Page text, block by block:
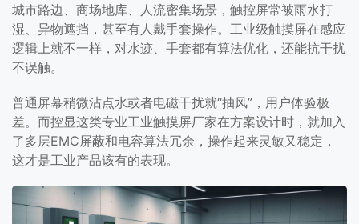
城市路边、商场地库、人流密集场景，触控屏常被雨水打
湿、异物遮挡，甚至有人戴手套操作。工业级触摸屏在感应
逻辑上就不一样，对水迹、手套都有算法优化，还能抗干扰
不误触。
普通屏幕稍微沾点水或者电磁干扰就“抽风”，用户体验极
差。而控显这类专业工业触摸屏厂家在方案设计时，就加入
了多层EMC屏蔽和电容算法冗余，操作起来灵敏又稳定，
这才是工业产品该有的表现。